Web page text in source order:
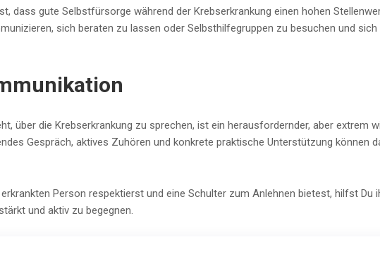
dass gute Selbstfürsorge während der Krebserkrankung einen hohen
sich beraten zu lassen oder Selbsthilfegruppen zu besuchen und
über die Krebserkrankung zu sprechen, ist ein herausfordernder, aber extrem
Gespräch, aktives Zuhören und konkrete praktische Unterstützung können
Person respektierst und eine Schulter zum Anlehnen bietest, hilfst Du
und aktiv zu begegnen.